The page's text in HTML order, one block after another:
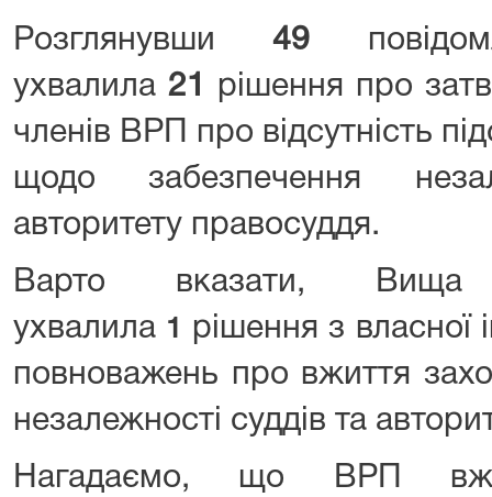
Розглянувши49
ухвалила 21 рішення про
членів ВРП про відсутність
щодо забезпечення
авторитету правосуддя.
Варто вказати, Вища
ухвалила 1
рішення з власної
повноважень про вжиття
незалежності суддів та
Нагадаємо, що ВРП